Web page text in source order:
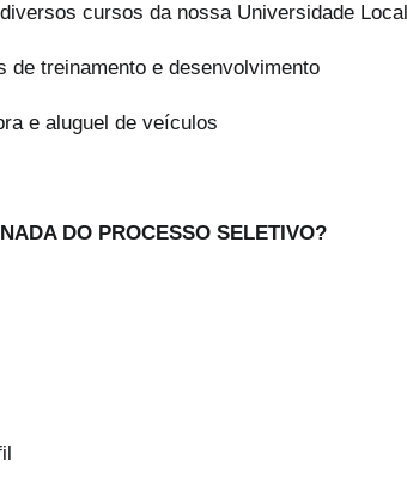
cursos da nossa Universidade
de treinamento e desenvolvimento
e aluguel de veículos
DO PROCESSO SELETIVO?